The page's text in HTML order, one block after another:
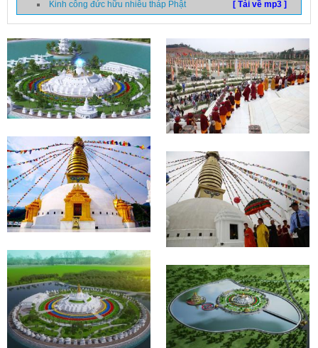
[ Tải về mp3 ]
Kinh công đức hữu nhiễu tháp Phật